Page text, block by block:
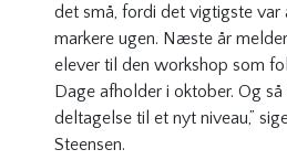
det små, fordi det vigtigste
markere ugen. Næste år
elever til den workshop som
Dage afholder i oktober. Og
deltagelse til et nyt niveau,”
Steensen.